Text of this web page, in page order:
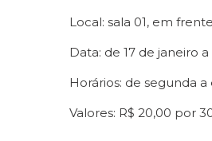
Local: sala 01, em
Data: de 17 de janeiro
Horários: de segunda a
Valores: R$ 20,00 por